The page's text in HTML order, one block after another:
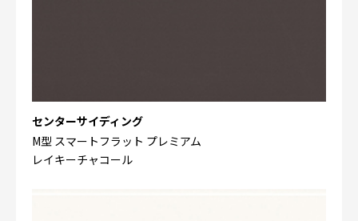
センターサイディング
M型 スマートフラット プレミアム
レイキーチャコール